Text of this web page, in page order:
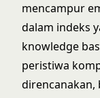
mencampur
dalam indeks
knowledge
peristiwa
direncanakan,